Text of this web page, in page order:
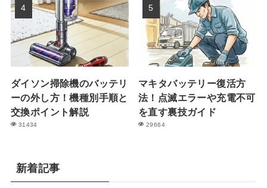
ダイソン掃除機のバッテリ
ーの外し方！機種別手順と
交換ポイント解説
31434
マキタバッテリー復活方
法！点滅エラーや充電不可
を直す裏技ガイド
29664
新着記事